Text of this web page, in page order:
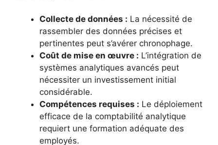
Collecte de données : La nécessité de
rassembler des données précises et
pertinentes peut s’avérer chronophage.
Coût de mise en œuvre : L’intégration de
systèmes analytiques avancés peut
nécessiter un investissement initial
considérable.
Compétences requises : Le déploiement
efficace de la comptabilité analytique
requiert une formation adéquate des
employés.